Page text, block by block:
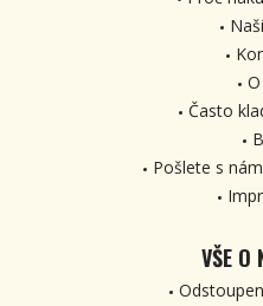
Často
Pošlete s
VŠE O